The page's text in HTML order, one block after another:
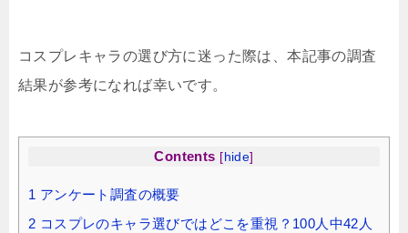
コスプレキャラの選び方に迷った際は、本記事の調査
結果が参考になれば幸いです。
Contents [ hide]
1 アンケート調査の概要
2 コスプレのキャラ選びではどこを重視？100人中42人